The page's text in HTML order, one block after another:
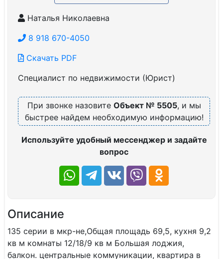
Наталья Николаевна
8 918 670-4050
Скачать PDF
Специалист по недвижимости (Юрист)
При звонке назовите Объект № 5505, и мы
быстрее найдем необходимую информацию!
Используйте удобный мессенджер и задайте
вопрос
Описание
135 серии в мкр-не,Общая площадь 69,5, кухня 9,2
кв м комнаты 12/18/9 кв м Большая лоджия,
балкон. центральные коммуникации, квартира в